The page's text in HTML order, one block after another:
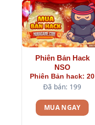
Phiên Bản Hack
NSO
Phiên Bản hack: 20
Đã bán: 199
MUA NGAY